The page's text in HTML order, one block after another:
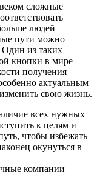
сложные
людей
пути можно
Один из таких
кнопки в мире
получения
актуальным
свою жизнь.
всех нужных
к целям и
чтобы избежать
окунуться в
компании